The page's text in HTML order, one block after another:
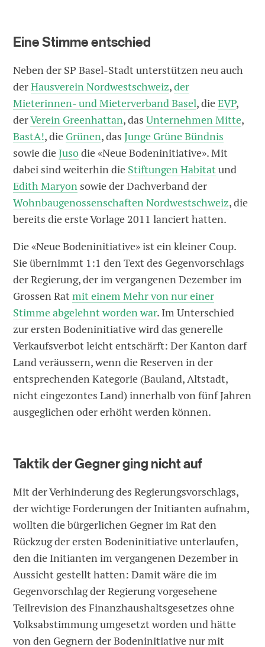
Eine Stimme entschied
Neben der SP Basel-Stadt unterstützen neu auch
derHausverein Nordwestschweiz,der
Mieterinnen- und Mieterverband Basel, dieEVP,
derVerein Greenhattan, dasUnternehmen Mitte,
BastA!, die Grünen, dasJunge Grüne Bündnis
sowie dieJusodie «Neue Bodeninitiative». Mit
dabei sind weiterhin die Stiftungen Habitatund
Edith Maryon sowie der Dachverband der
Wohnbaugenossenschaften Nordwestschweiz, die
bereits die erste Vorlage 2011 lanciert hatten.
Die «Neue Bodeninitiative» ist ein kleiner Coup.
Sie übernimmt 1:1 den Text des Gegenvorschlags
der Regierung, der im vergangenen Dezember im
Grossen Ratmit einem Mehr von nur einer
Stimme abgelehnt worden war. Im Unterschied
zur ersten Bodeninitiative wird das generelle
Verkaufsverbot leicht entschärft: Der Kanton darf
Land veräussern, wenn die Reserven in der
entsprechenden Kategorie (Bauland, Altstadt,
nicht eingezontes Land) innerhalb von fünf Jahren
ausgeglichen oder erhöht werden können.
Taktik der Gegner ging nicht auf
Mit der Verhinderung des Regierungsvorschlags,
der wichtige Forderungen der Initianten aufnahm,
wollten die bürgerlichen Gegner im Rat den
Rückzug der ersten Bodeninitiative unterlaufen,
den die Initianten im vergangenen Dezember in
Aussicht gestellt hatten: Damit wäre die im
Gegenvorschlag der Regierung vorgesehene
Teilrevision des Finanzhaushaltsgesetzes ohne
Volksabstimmung umgesetzt worden und hätte
von den Gegnern der Bodeninitiative nur mit